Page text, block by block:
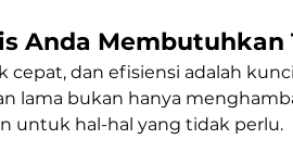
Anda Membutuhkan
cepat, dan efisiensi adalah
lama bukan hanya
untuk hal-hal yang tidak perlu.